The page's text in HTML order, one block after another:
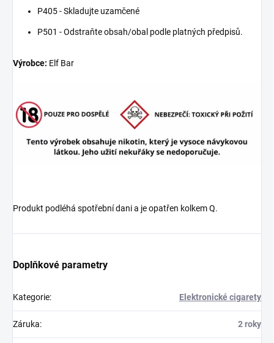
P405 - Skladujte uzamčené
P501 - Odstraňte obsah/obal podle platných předpisů.
Výrobce: Elf Bar
Produkt podléhá spotřební dani a je opatřen kolkem Q.
Doplňkové parametry
Kategorie: Elektronické cigarety
Záruka: 2 roky